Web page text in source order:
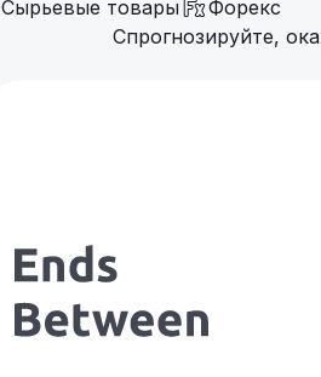
Сырьевые товары
Форекс
Спрогнозируйте,